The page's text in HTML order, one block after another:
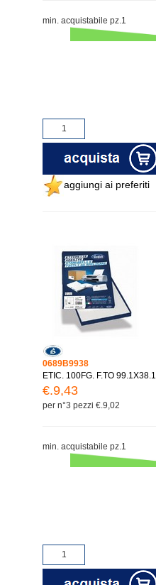
min. acquistabile pz.1
aggiungi ai preferiti
0689B9938
ETIC. 100FG. F.TO 99.1X38.1
€.9,43
per n°3 pezzi €.9,02
min. acquistabile pz.1